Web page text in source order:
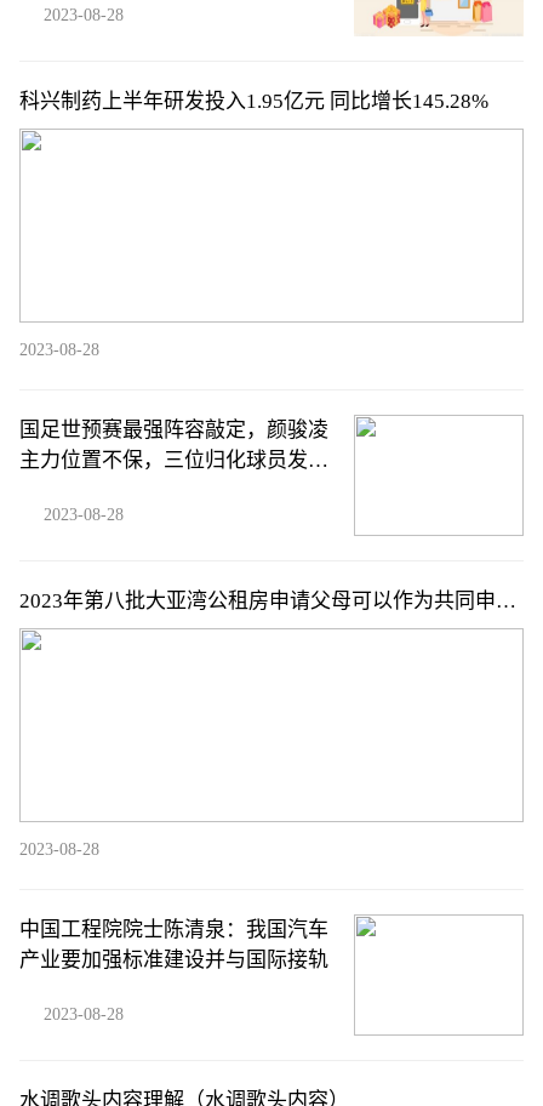
2023-08-28
科兴制药上半年研发投入1.95亿元 同比增长145.28%
2023-08-28
国足世预赛最强阵容敲定，颜骏凌
主力位置不保，三位归化球员发挥
2023-08-28
2023年第八批大亚湾公租房申请父母可以作为共同申请
人吗
2023-08-28
中国工程院院士陈清泉：我国汽车
产业要加强标准建设并与国际接轨
2023-08-28
水调歌头内容理解（水调歌头内容）